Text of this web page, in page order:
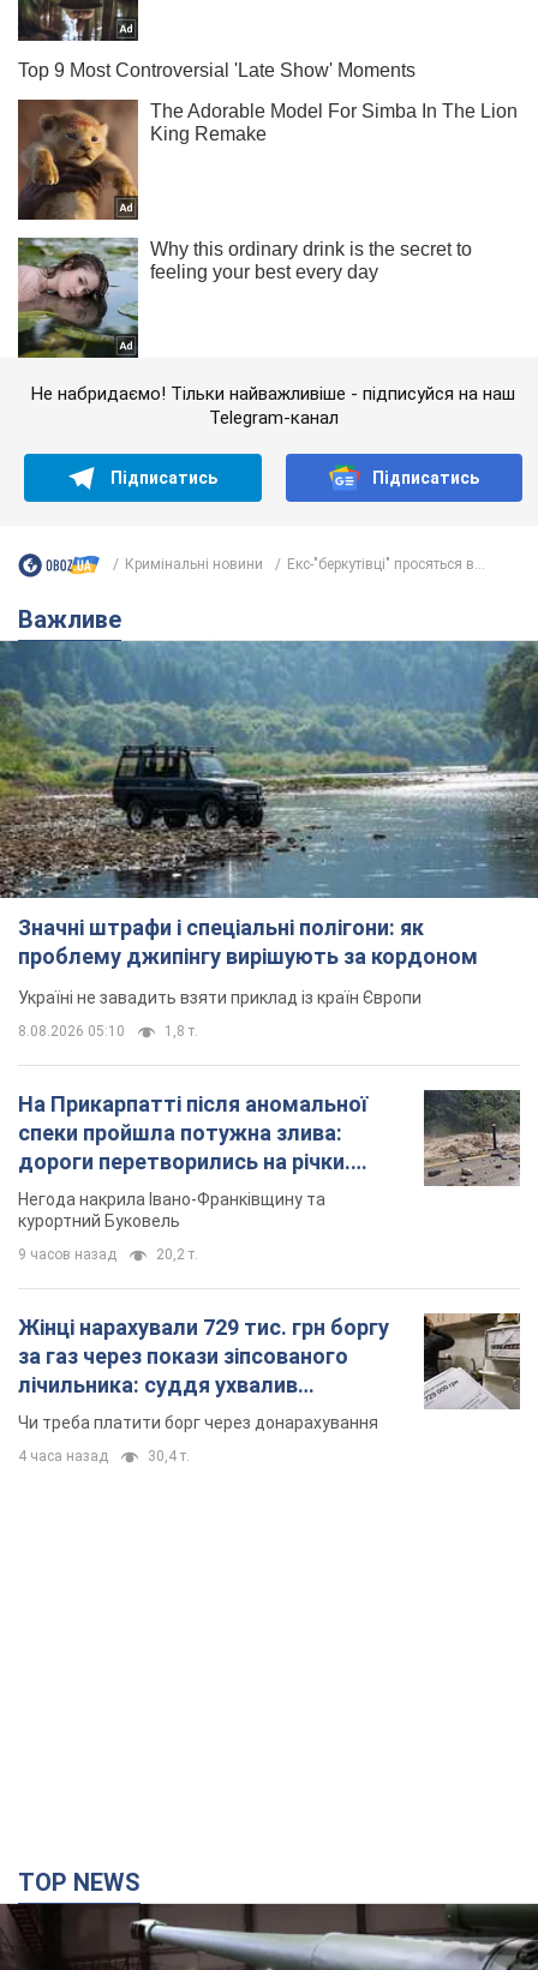
Не набридаємо! Тільки найважливіше - підписуйся на наш
Telegram-канал
Підписатись Підписатись
Кримінальні новини Екс-"беркутівці" просяться в...
Важливе
Значні штрафи і спеціальні полігони: як
проблему джипінгу вирішують за кордоном
Україні не завадить взяти приклад із країн Європи
8.08.2026 05:10 1,8 т.
На Прикарпатті після аномальної
спеки пройшла потужна злива:
дороги перетворились на річки.
Відео
Негода накрила Івано-Франківщину та
курортний Буковель
9 часов назад 20,2 т.
Жінці нарахували 729 тис. грн боргу
за газ через покази зіпсованого
лічильника: суддя ухвалив
неочікуване рішення
Чи треба платити борг через донарахування
4 часа назад 30,4 т.
TOP NEWS